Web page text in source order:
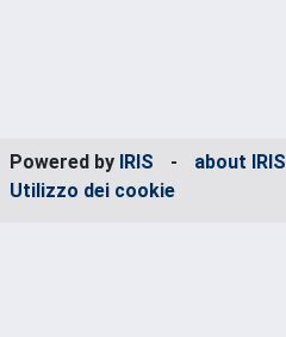
Powered by IRIS - about IRIS
Utilizzo dei cookie